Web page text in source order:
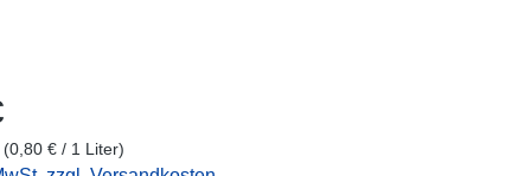
(0,80 € / 1 Liter)